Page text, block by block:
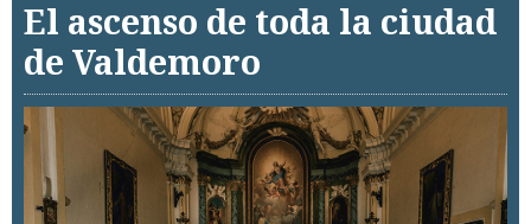
El ascenso de toda la ciudad
de Valdemoro